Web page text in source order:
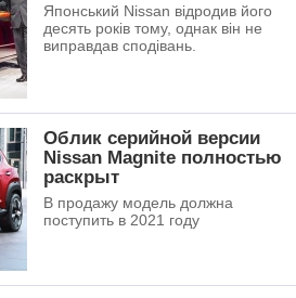
Японський Nissan відродив його
десять років тому, однак він не
виправдав сподівань.
Облик серийной версии
Nissan Magnite полностью
раскрыт
В продажу модель должна
поступить в 2021 году